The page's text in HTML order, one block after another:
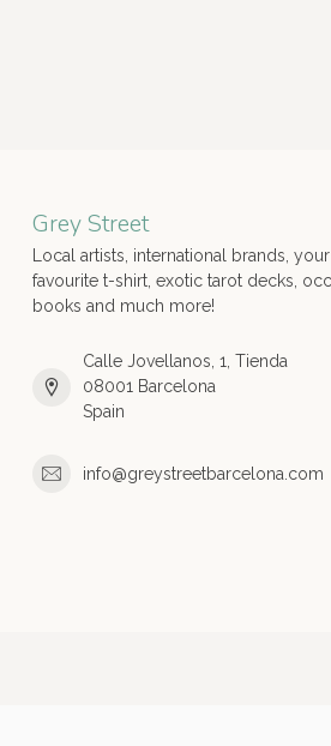
Grey Street
Local artists, international brands,
favourite t-shirt, exotic tarot decks,
books and much more!
Calle Jovellanos, 1, Tienda
08001 Barcelona
Spain
info@greystreetbarcelona.com